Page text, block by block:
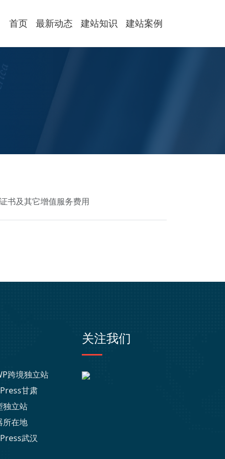
首页 最新动态 建站知识 建站案例
书及其它增值服务费用
跨境独立站
甘肃
独立站
所在地
武汉
关注我们